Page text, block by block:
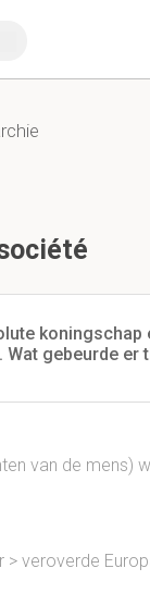
koningschap
gebeurde er
van de mens)
veroverde